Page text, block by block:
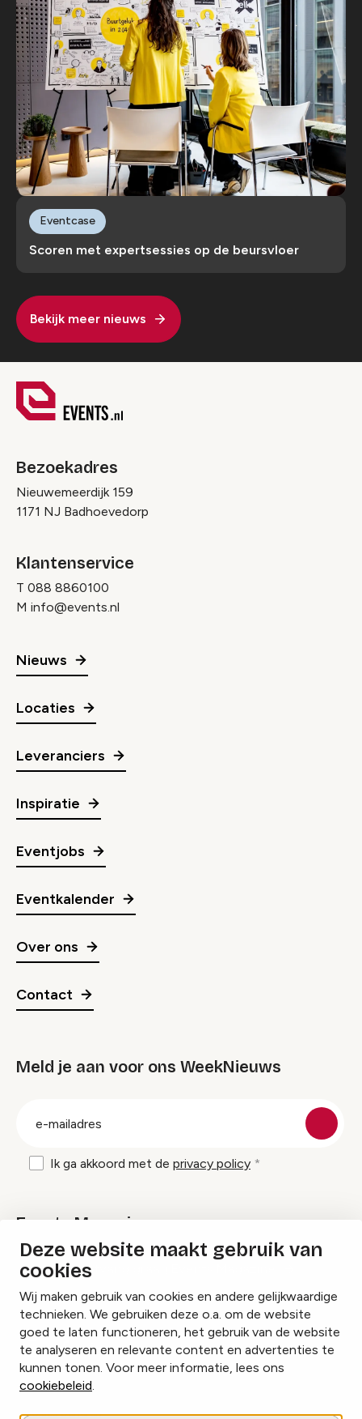
Deze website maakt gebruik van
cookies
Wij maken gebruik van cookies en andere gelijkwaardige
technieken. We gebruiken deze o.a. om de website
goed te laten functioneren, het gebruik van de website
te analyseren en relevante content en advertenties te
kunnen tonen. Voor meer informatie, lees ons
cookiebeleid.
Scoren met expertsessies op de beursvloer
Eventcase
Bekijk meer nieuws
Bezoekadres
Nieuwemeerdijk 159
1171 NJ Badhoevedorp
Klantenservice
T 088 8860100
M info@events.nl
Nieuws
Locaties
Leveranciers
Inspiratie
Eventjobs
Eventkalender
Over ons
Contact
Meld je aan voor ons WeekNieuws
Ik ga akkoord met de privacy policy
Events Magazine
Ik ontvang graag Events Magazine
InstagramFacebookLinkedIn
Cookies beheren